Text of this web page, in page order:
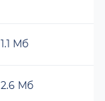
1.1 Мб
2.6 Мб